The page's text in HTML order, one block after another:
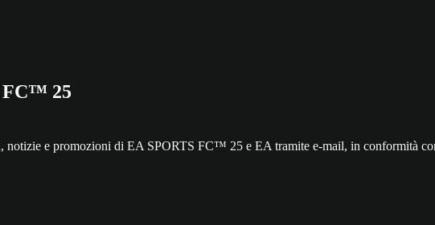
FC™ 25
notizie e promozioni di EA SPORTS FC™ 25 e EA tramite e-mail, in conformità